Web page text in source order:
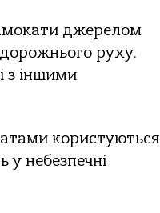
джерелом
руху.
з іншими
користуються
у небезпечні